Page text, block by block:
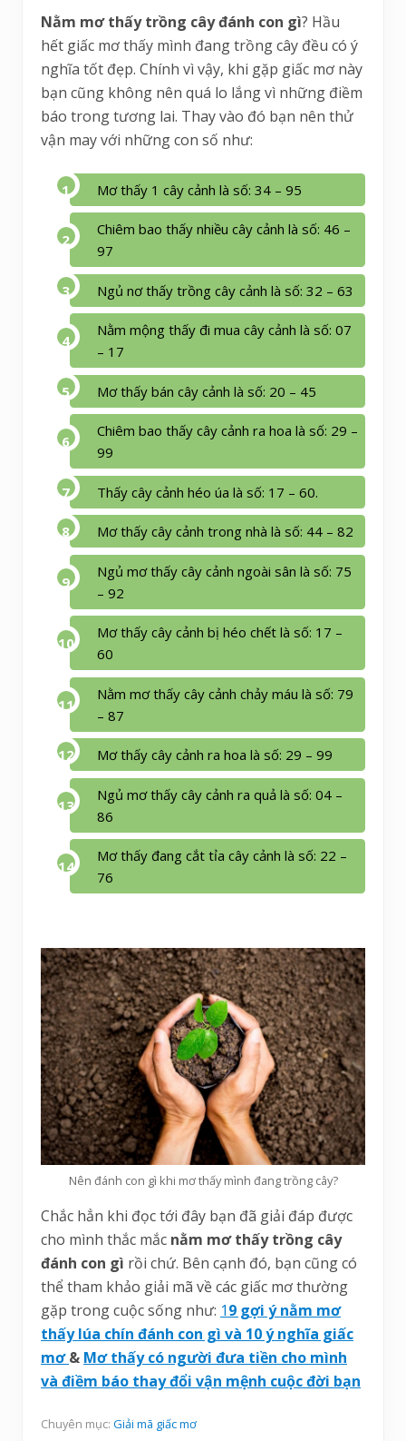
Nằm mơ thấy trồng cây đánh con gì? Hầu
hết giấc mơ thấy mình đang trồng cây đều có ý
nghĩa tốt đẹp. Chính vì vậy, khi gặp giấc mơ này
bạn cũng không nên quá lo lắng vì những điềm
báo trong tương lai. Thay vào đó bạn nên thử
vận may với những con số như:
Mơ thấy 1 cây cảnh là số: 34 – 95
Chiêm bao thấy nhiều cây cảnh là số: 46 –
97
Ngủ nơ thấy trồng cây cảnh là số: 32 – 63
Nằm mộng thấy đi mua cây cảnh là số: 07
– 17
Mơ thấy bán cây cảnh là số: 20 – 45
Chiêm bao thấy cây cảnh ra hoa là số: 29 –
99
Thấy cây cảnh héo úa là số: 17 – 60.
Mơ thấy cây cảnh trong nhà là số: 44 – 82
Ngủ mơ thấy cây cảnh ngoài sân là số: 75
– 92
Mơ thấy cây cảnh bị héo chết là số: 17 –
60
Nằm mơ thấy cây cảnh chảy máu là số: 79
– 87
Mơ thấy cây cảnh ra hoa là số: 29 – 99
Ngủ mơ thấy cây cảnh ra quả là số: 04 –
86
Mơ thấy đang cắt tỉa cây cảnh là số: 22 –
76
Nên đánh con gì khi mơ thấy mình đang trồng cây?
Chắc hẳn khi đọc tới đây bạn đã giải đáp được
cho mình thắc mắc nằm mơ thấy trồng cây
đánh con gì rồi chứ. Bên cạnh đó, bạn cũng có
thể tham khảo giải mã về các giấc mơ thường
gặp trong cuộc sống như: 19 gợi ý nằm mơ
thấy lúa chín đánh con gì và 10 ý nghĩa giấc
mơ& Mơ thấy có người đưa tiền cho mình
và điềm báo thay đổi vận mệnh cuộc đời bạn
Chuyên mục: Giải mã giấc mơ